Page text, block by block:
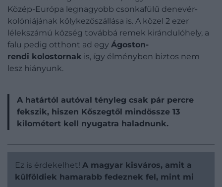
Közép-Európa legnagyobb csonkafülű denevér-
kolóniájának kölykezőszállása is. A közel 2 ezer
lélekszámú község továbbá remek kirándulóhely, a
falu pedig otthont ad egy Ágoston-
rendi kolostornak is, így élményben biztos nem
lesz hiányunk.
A határtól autóval tényleg csak pár percre
fekszik, hiszen Kőszegtől mindössze 13
kilométert kell nyugatra haladnunk.
Ez is érdekelhet! A magyar kisváros, amit a
külföldiek hamarabb fedeznek fel, mint mi